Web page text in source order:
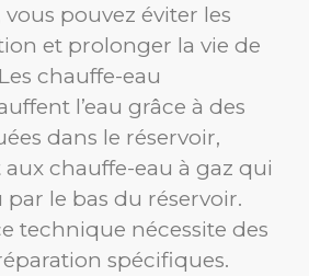
pouvez éviter les
et prolonger la vie de
chauffe-eau
l’eau grâce à des
dans le réservoir,
chauffe-eau à gaz qui
par le bas du réservoir.
technique nécessite des
spécifiques.